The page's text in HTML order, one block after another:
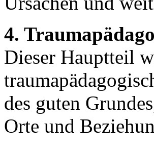
4.
Dieser Hauptteil
des guten
Orte und